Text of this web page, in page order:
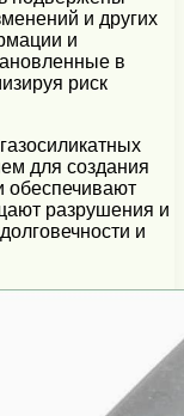
и других
и
в
риск
для создания
обеспечивают
разрушения и
и